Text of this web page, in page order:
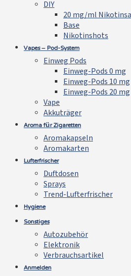
DIY
20 mg/ml
Base
Nikotinshots
Vapes – Pod-System
Einweg Pods
Einweg-Pods 0 mg
Einweg-Pods 10 mg
Einweg-Pods 20 mg
Vape
Akkuträger
Aroma für Zigaretten
Aromakapseln
Aromakarten
Lufterfrischer
Duftdosen
Sprays
Trend-Lufterfrischer
Hygiene
Sonstiges
Autozubehör
Elektronik
Verbrauchsartikel
Anmelden